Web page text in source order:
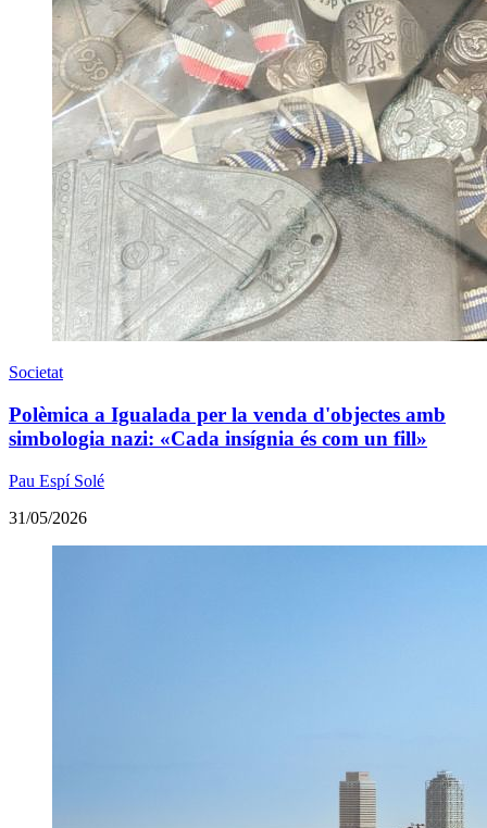
Societat
Polèmica a Igualada per la venda d'objectes amb
simbologia nazi: «Cada insígnia és com un fill»
Pau Espí Solé
31/05/2026